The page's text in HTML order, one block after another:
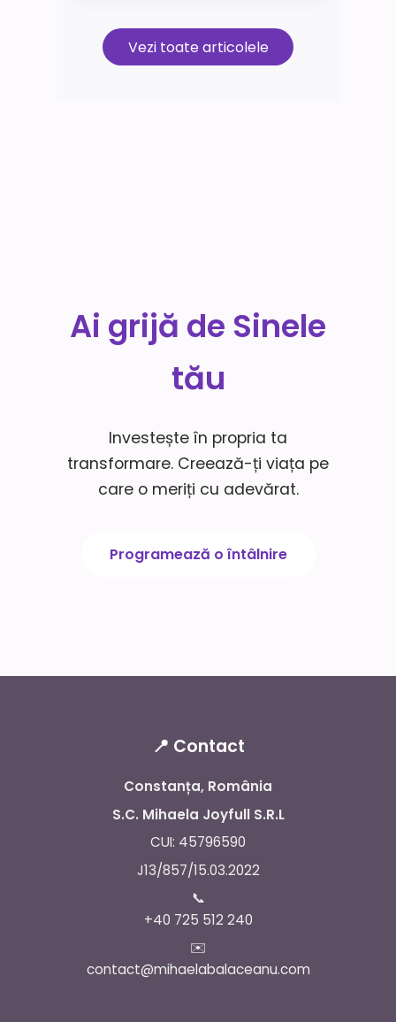
Vezi toate articolele
Ai grijă de Sinele
tău
Investește în propria ta
transformare. Creează-ți viața pe
care o meriți cu adevărat.
Programează o întâlnire
📍 Contact
Constanța, România
S.C. Mihaela Joyfull S.R.L
CUI: 45796590
J13/857/15.03.2022
📞
+40 725 512 240
✉️
contact@mihaelabalaceanu.com